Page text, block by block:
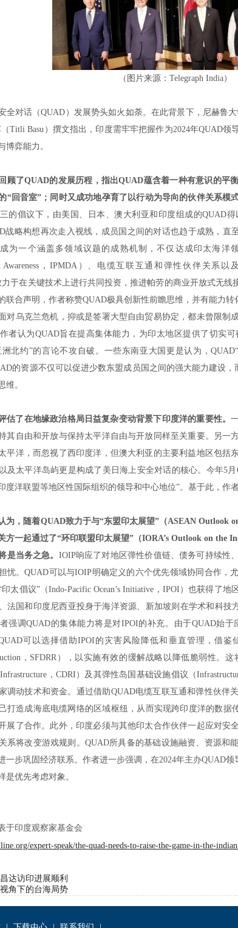
（图片来源： Telegraph India）
全对话（QUAD ）发展势头如火如荼。在此背景下，尼赫鲁
（Titli Basu ）撰文指出，印度需牢牢把握作为2024年QUAD领
博弈能力。
顾了QUAD的发展历程，指出QUAD蕴含着一种有意识的平
“回音室” ；同时又成功地孕育了以行动为导向的伙伴关系模
的倡议下，由美国、日本、澳大利亚和印度组成的QUAD得
战略构想再次走入视线，成员国之间的对话也趋于成熟，直
为一个涵盖多领域议题的成熟机制，不仅达成印太海洋
， IPMDA）、电缆互联互通和弹性伙伴关系以
力于在关键技术上进行共同投资，推进帕劳的商业开放式无线
联合声明，作者称赞QUAD极具创新性前瞻思维，并有能力
对乌克兰危机，抑或是签署大型自由贸易协定，都未曾限制
者认为QUAD旨在提高集体能力，为印太地区提供了切实
洲北约”的言论不攻自破。一些东南亚大国更是认为，
的资源不仅可以促进少数东盟成员国之间的强大能力建设，
维。
估了在地缘政治格局日益复杂变动背景下印度洋的重要性。
其自由和开放与保持太平洋自由与开放同样至关重要。另一
平洋，而忽视了西印度洋，但澳大利亚的主要利益地区包括
及太平洋岛屿更是构成了美日海上安全对话的核心。今年5月
度洋联盟等地区性国际组织的领导和中心地位”。基于此，作
为，随着QUAD致力于与“东盟印太展望” （ASEAN Outlook
方一起通过了“环印联盟印太展望” （IORA’s Outlook on the
是当务之急。 IOIP响应了对地区弹性价值链、债务可持续性
忧。QUAD可以与IOIP明确定义的六个优先领域协同合作，
印太倡议”（Indo-Pacific Ocean’s Initiative ， IPOI ）也获得了地
法国和印度尼西亚投身于海洋资源、新加坡则在学术和科技
强调QUAD的集体能力将是对IPOI的补充。由于QUAD始于
可以选择借助IPOI 的灾害风险降低和垂直管理，借鉴
， SFDRR ），以实施有效的缓解战略以降低脆弱性。
， CDRI ）及其弹性岛国基础设施倡议（
调动技术和资金。通过借助QUAD电缆互联互通和弹性伙伴
打造成海底电缆网络的区域枢纽，从而实现跨印度洋的数据
展了合作。此外，印度必须与其他印太合作伙伴一起应对安
系将改变游戏规则。 QUAD所具备的基础设施融资、资源和
一步巩固经济联系。作者进一步强调，在2024年主办QUAD领
是优先考虑对象。
于印度观察家基金会
expert-speak/the-quad-needs-to-raise-the-game-in-the-
达访印进展顺利
角下的台海局势